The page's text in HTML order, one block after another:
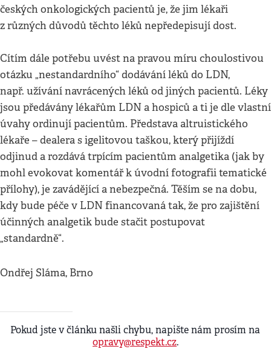
českých onkologických pacientů je, že jim lékaři
z různých důvodů těchto léků nepředepisují dost.
Cítím dále potřebu uvést na pravou míru choulostivou
otázku „nestandardního“ dodávání léků do LDN,
např. užívání navrácených léků od jiných pacientů. Léky
jsou předávány lékařům LDN a hospiců a ti je dle vlastní
úvahy ordinují pacientům. Představa altruistického
lékaře – dealera s igelitovou taškou, který přijíždí
odjinud a rozdává trpícím pacientům analgetika (jak by
mohl evokovat komentář k úvodní fotografii tematické
přílohy), je zavádějící a nebezpečná. Těším se na dobu,
kdy bude péče v LDN financovaná tak, že pro zajištění
účinných analgetik bude stačit postupovat
„standardně“.
Ondřej Sláma, Brno
Pokud jste v článku našli chybu, napište nám prosím na
opravy@respekt.cz.